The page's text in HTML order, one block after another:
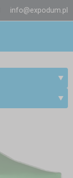
info@expodum.pl